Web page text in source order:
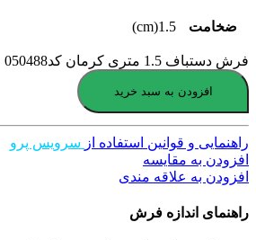
ضخامت 1.5(cm)
فرش دستباف 1.5 متری کرمان کد050488 عدد
افزودن به سبد خرید
راهنمایی و قوانین استفاده از سرویس پرو
افزودن به مقایسه
افزودن به علاقه مندی
راهنمای اندازه فرش